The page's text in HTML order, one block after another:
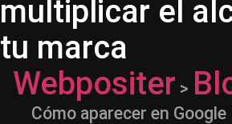
multiplicar el
tu marca
Webpositer >
Cómo aparecer en